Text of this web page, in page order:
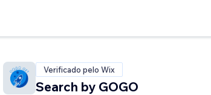
Verificado pelo Wix
Search by GOGO